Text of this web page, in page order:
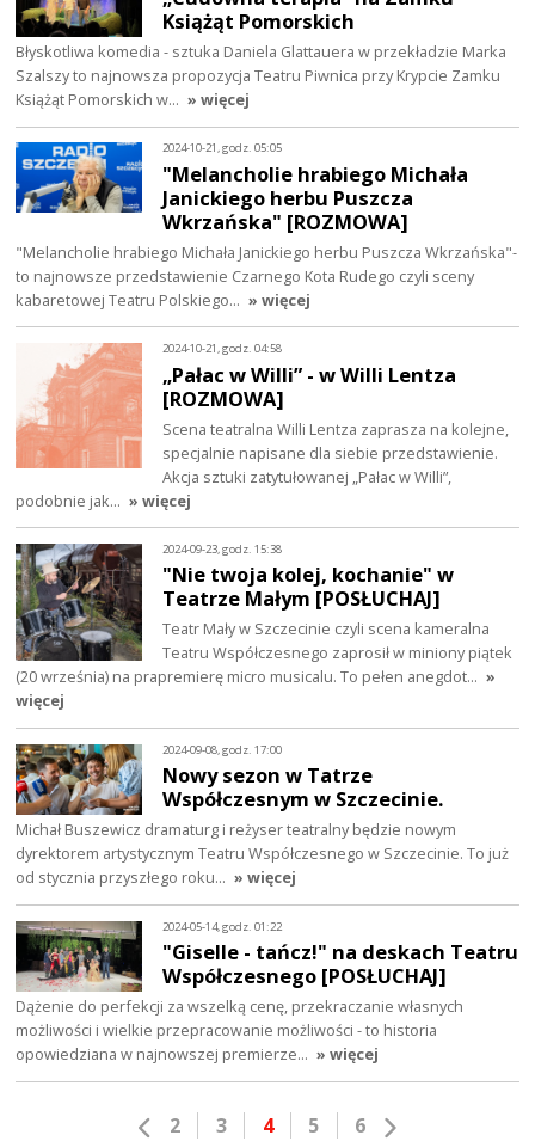
Książąt Pomorskich
Błyskotliwa komedia - sztuka Daniela Glattauera w przekładzie Marka
Szalszy to najnowsza propozycja Teatru Piwnica przy Krypcie Zamku
Książąt Pomorskich w… » więcej
2024-10-21, godz. 05:05
"Melancholie hrabiego Michała
Janickiego herbu Puszcza
Wkrzańska" [ROZMOWA]
"Melancholie hrabiego Michała Janickiego herbu Puszcza Wkrzańska"-
to najnowsze przedstawienie Czarnego Kota Rudego czyli sceny
kabaretowej Teatru Polskiego… » więcej
2024-10-21, godz. 04:58
„Pałac w Willi” - w Willi Lentza
[ROZMOWA]
Scena teatralna Willi Lentza zaprasza na kolejne,
specjalnie napisane dla siebie przedstawienie.
Akcja sztuki zatytułowanej „Pałac w Willi”,
podobnie jak… » więcej
2024-09-23, godz. 15:38
"Nie twoja kolej, kochanie" w
Teatrze Małym [POSŁUCHAJ]
Teatr Mały w Szczecinie czyli scena kameralna
Teatru Współczesnego zaprosił w miniony piątek
(20 września) na prapremierę micro musicalu. To pełen anegdot… »
więcej
2024-09-08, godz. 17:00
Nowy sezon w Tatrze
Współczesnym w Szczecinie.
Michał Buszewicz dramaturg i reżyser teatralny będzie nowym
dyrektorem artystycznym Teatru Współczesnego w Szczecinie. To już
od stycznia przyszłego roku… » więcej
2024-05-14, godz. 01:22
"Giselle - tańcz!" na deskach Teatru
Współczesnego [POSŁUCHAJ]
Dążenie do perfekcji za wszelką cenę, przekraczanie własnych
możliwości i wielkie przepracowanie możliwości - to historia
opowiedziana w najnowszej premierze… » więcej
2 3 4 5 6